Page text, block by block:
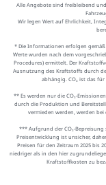
Alle Angebote sind freibleibend
Wir legen Wert auf Ehrlichkeit,
* Die Informationen erfolgen
Werte wurden nach dem
Procedures) ermittelt. Der
Ausnutzung des Kraftstoffs durch
abhängig. CO₂ ist das
** Es werden nur die CO₂-
durch die Produktion und
vermieden werden, werden
*** Aufgrund der CO₂-
Preisentwicklung ist unsicher,
Preisen für den Zeitraum 2025 bis
niedriger als in den hier
Kraftstoffkosten zu